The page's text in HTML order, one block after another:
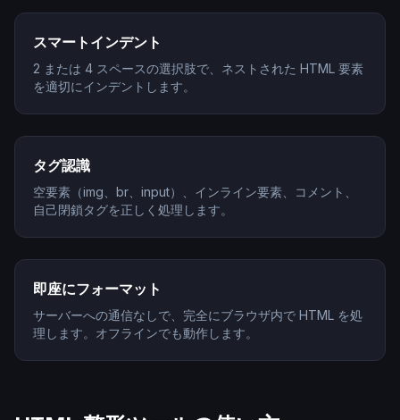
スマートインデント
2 または 4 スペースの選択肢で、ネストされた HTML 要素
を適切にインデントします。
タグ認識
空要素（img、br、input）、インライン要素、コメント、
自己閉鎖タグを正しく処理します。
即座にフォーマット
サーバーへの通信なしで、完全にブラウザ内で HTML を処
理します。オフラインでも動作します。